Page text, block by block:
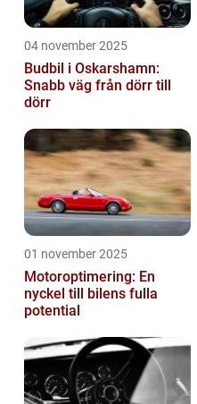
04 november 2025
Budbil i Oskarshamn:
Snabb väg från dörr till
dörr
01 november 2025
Motoroptimering: En
nyckel till bilens fulla
potential